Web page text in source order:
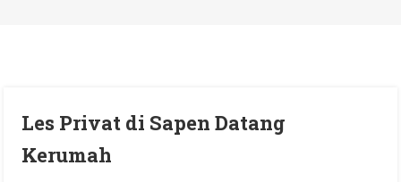
Les Privat di Sapen Datang
Kerumah